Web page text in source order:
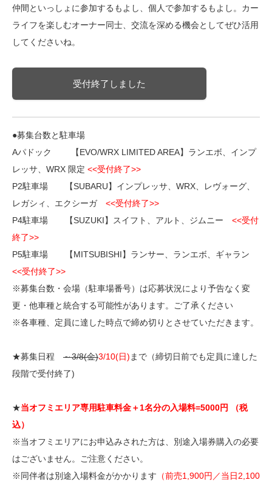
仲間といっしょに参加するもよし、個人で参加するもよし。カー
ライフを楽しむオーナー同士、交流を深める機会としてぜひ活用
してくださいね。
受付終了しました
●募集台数と駐車場
Aパドック 【EVO/WRX LIMITED AREA】ランエボ、インプ
レッサ、WRX 限定 <<受付終了>>
P2駐車場 【SUBARU】インプレッサ、WRX、レヴォーグ、
レガシィ、エクシーガ <<受付終了>>
P4駐車場 【SUZUKI】スイフト、アルト、ジムニー <<受付
終了>>
P5駐車場 【MITSUBISHI】ランサー、ランエボ、ギャラン
<<受付終了>>
※募集台数・会場（駐車場番号）は応募状況により予告なく変
更・他車種と統合する可能性があります。ご了承ください
※各車種、定員に達した時点で締め切りとさせていただきます。
★募集日程 ～3/8(金)3/10(日) まで（締切日前でも定員に達した
段階で受付終了)
★当オフミエリア専用駐車料金＋1名分の入場料=5000円 （税
込）
※当オフミエリアにお申込みされた方は、別途入場券購入の必要
はございません。ご注意ください。
※同伴者は別途入場料金がかかります （前売1,900円／当日2,100